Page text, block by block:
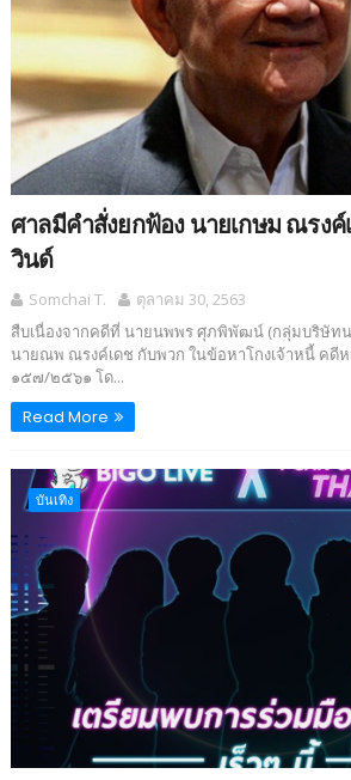
ศาลมีคำสั่งยกฟ้อง นายเกษม ณรง
วินด์
Somchai T.
ตุลาคม 30, 2563
สืบเนื่องจากคดีที่ นายนพพร ศุภพิพัฒน์ (กลุ่มบริษัท
นายณพ ณรงค์เดช กับพวก ในข้อหาโกงเจ้าหนี้ คดี
๑๕๗/๒๕๖๑ โด...
Read More
บันเทิง